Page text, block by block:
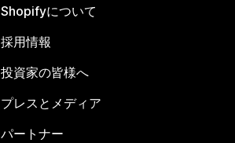
Shopifyについて
採用情報
投資家の皆様へ
プレスとメディア
パートナー